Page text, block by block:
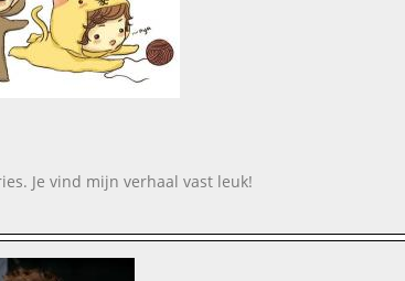
Je vind mijn verhaal vast leuk!